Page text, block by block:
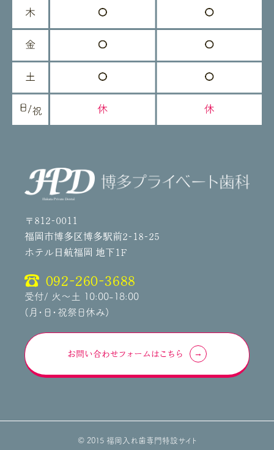
〒812-0011
福岡市博多区博多駅前2-18-25
ホテル日航福岡 地下1F
092-260-3688
受付/ 火～土 10:00-18:00
(月・日・祝祭日休み)
お問い合わせフォームはこちら
© 2015 福岡入れ歯専門特設サイト